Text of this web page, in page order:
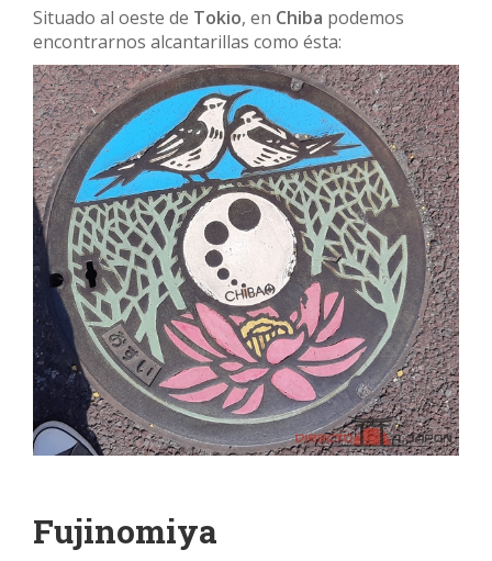
Situado al oeste de Tokio, en Chiba podemos
encontrarnos alcantarillas como ésta:
Fujinomiya